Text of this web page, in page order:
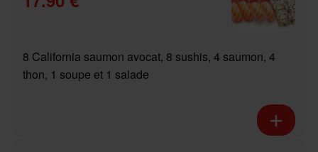
8 California saumon avocat, 8 sushis, 4 saumon, 4
thon, 1 soupe et 1 salade